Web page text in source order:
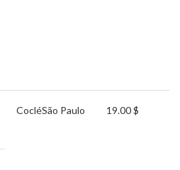
CocléSão Paulo 19.00 $